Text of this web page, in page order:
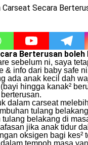
Berterusan
sebelum ni, saya
& info dari baby safe
ada anak kecil dah
hingga kanak²
dalam carseat
tulang belakang
belakang di
jika anak tidur
oksigen bagi kes²
tempoh masa